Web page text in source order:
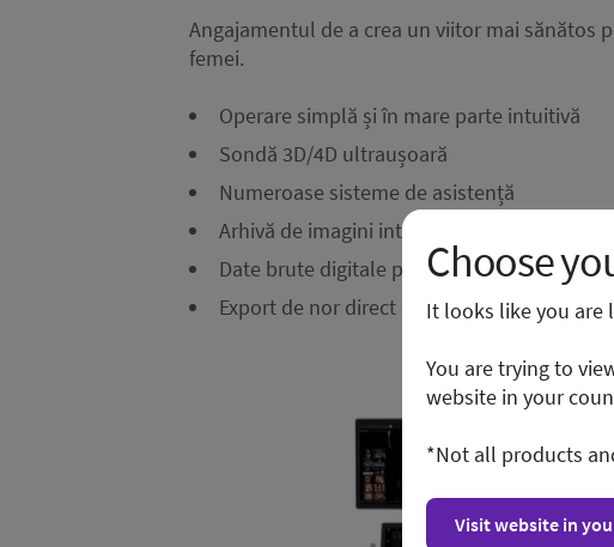
Angajamentul de a crea un viitor mai sănătos
femei.
Operare simplă și în mare parte intuitivă
Sondă 3D/4D ultraușoară
Numeroase sisteme de asistență
Arhivă de imagini integrată
Date brute digitale pentru post-procesare
Export de nor direct din sistem
Choose
It looks like you are
You are trying to
website in your
*Not all products
Visit website in